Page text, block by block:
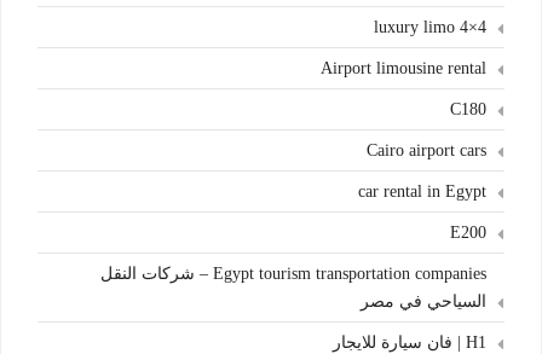
4×4 luxury limo
Airport limousine rental
C180
Cairo airport cars
car rental in Egypt
E200
Egypt tourism transportation companies – شركات النقل
السياحي في مصر
H1 | فان سيارة للايجار